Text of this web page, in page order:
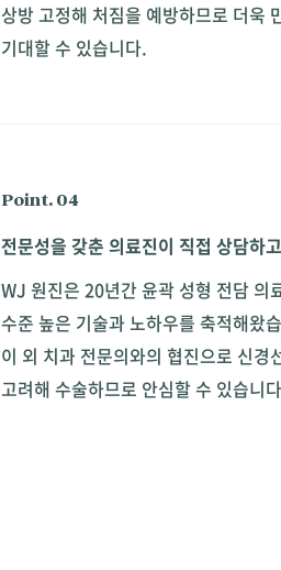
상방 고정해 처짐을 예방하므로 더욱
기대할 수 있습니다.
Point. 04
전문성을 갖춘 의료진이 직접 상담하
WJ 원진은 20년간 윤곽 성형 전담 의
수준 높은 기술과 노하우를 축적해왔
이 외 치과 전문의와의 협진으로 신경
고려해 수술하므로 안심할 수 있습니